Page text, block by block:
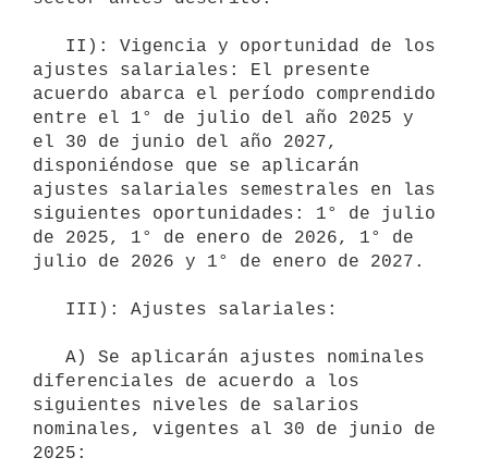
ajustes salariales: El presente
acuerdo abarca el período comprendido
entre el 1° de julio del año 2025 y
el 30 de junio del año 2027,
disponiéndose que se aplicarán
ajustes salariales semestrales en las
siguientes oportunidades: 1° de julio
de 2025, 1° de enero de 2026, 1° de
julio de 2026 y 1° de enero de 2027.
diferenciales de acuerdo a los
siguientes niveles de salarios
nominales, vigentes al 30 de junio de
2025: